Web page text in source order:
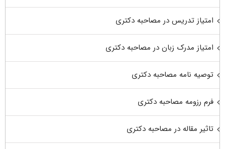
امتیاز تدریس در مصاحبه دکتری
امتیاز مدرک زبان در مصاحبه دکتری
توصیه نامه مصاحبه دکتری
فرم رزومه مصاحبه دکتری
تاثیر مقاله در مصاحبه دکتری